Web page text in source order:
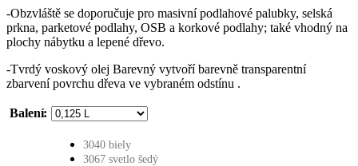
-Obzvláště se doporučuje pro masivní podlahové palubky, selská
prkna, parketové podlahy, OSB a korkové podlahy; také vhodný na
plochy nábytku a lepené dřevo.
-Tvrdý voskový olej Barevný vytvoří barevně transparentní
zbarvení povrchu dřeva ve vybraném odstínu .
Balení
3040 biely
3067 svetlo šedý